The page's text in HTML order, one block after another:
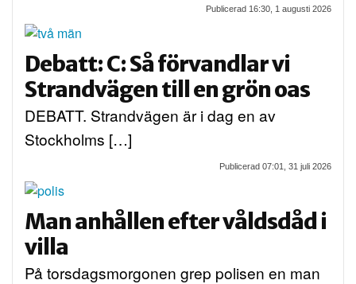
Publicerad 16:30, 1 augusti 2026
Debatt: C: Så förvandlar vi
Strandvägen till en grön oas
DEBATT. Strandvägen är i dag en av
Stockholms […]
Publicerad 07:01, 31 juli 2026
Man anhållen efter våldsdåd i
villa
På torsdagsmorgonen grep polisen en man